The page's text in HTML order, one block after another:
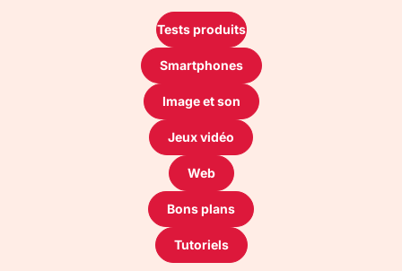
Tests produits
Smartphones
Image et son
Jeux vidéo
Web
Bons plans
Tutoriels